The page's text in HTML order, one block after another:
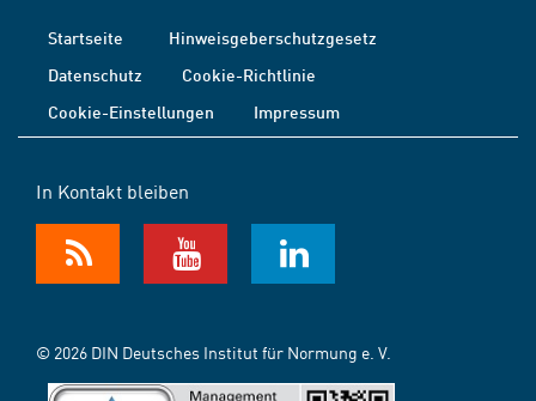
Startseite
Hinweisgeberschutzgesetz
Datenschutz
Cookie-Richtlinie
Cookie-Einstellungen
Impressum
In Kontakt bleiben
© 2026 DIN Deutsches Institut für Normung e. V.